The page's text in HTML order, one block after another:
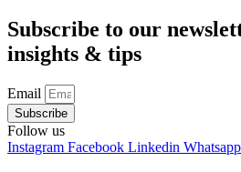
Subscribe to our
insights & tips
Email
Subscribe
Follow us
Instagram Facebook Linkedin Whatsapp